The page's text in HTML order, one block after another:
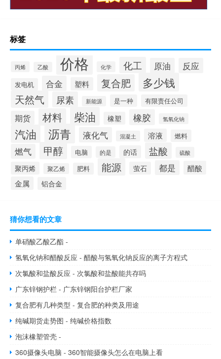
标签
丙烯 乙酸 价格 化学 化工 原油 反应
发电机 合金 塑料 复合肥 多少钱
天然气 尿素 新能源 是一种 有限责任公司
期货 材料 柴油 橡塑 橡胶 氢氧化钠
汽油 沥青 液化气 混凝土 溶液 燃料
燃气 甲醇 电脑 的是 的话 盐酸 硫酸
聚丙烯 聚乙烯 肥料 能源 萤石 都是 醋酸
金属 铝合金
猜你想看的文章
单硝酸乙酸乙酯 -
氢氧化钠和醋酸反应 - 醋酸与氢氧化钠反应的离子方程式
次氯酸和盐酸反应 - 次氯酸和盐酸能共存吗
广东锌钢护栏 - 广东锌钢阳台护栏厂家
复合肥有几种类型 - 复合肥的种类及用途
纯碱期货走势图 - 纯碱价格指数
泡沫橡塑管壳 -
360摄像头电脑 - 360智能摄像头怎么在电脑上看